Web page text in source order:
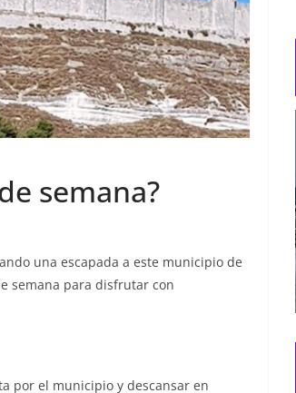
semana?
una escapada a este municipio de
semana para disfrutar con
por el municipio y descansar en